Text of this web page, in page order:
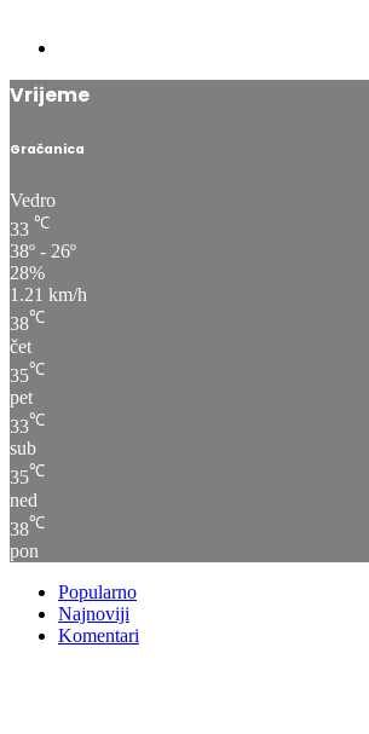
Vrijeme
Gračanica
Vedro
33 ℃
38º - 26º
28%
1.21 km/h
38℃
čet
35℃
pet
33℃
sub
35℃
ned
38℃
pon
Popularno
Najnoviji
Komentari